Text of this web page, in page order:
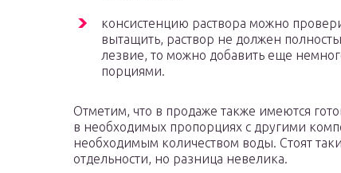
консистенцию раствора можно
вытащить, раствор не должен
лезвие, то можно добавить еще
порциями.
Отметим, что в продаже также имеются
в необходимых пропорциях с другими
необходимым количеством воды. Стоят
отдельности, но разница невелика.